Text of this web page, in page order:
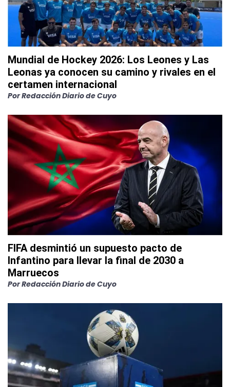
Mundial de Hockey 2026: Los Leones y Las
Leonas ya conocen su camino y rivales en el
certamen internacional
PorRedacción Diario de Cuyo
FIFA desmintió un supuesto pacto de
Infantino para llevar la final de 2030 a
Marruecos
PorRedacción Diario de Cuyo